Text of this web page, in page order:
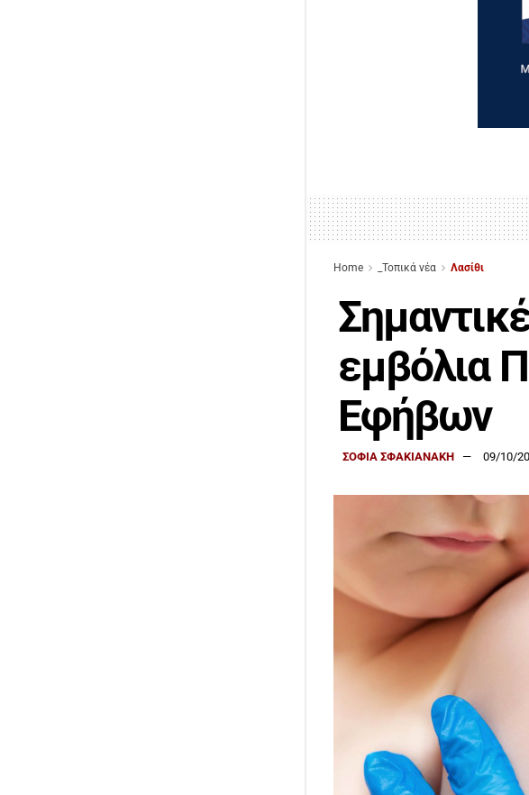
Home _Τοπικά νέα Λασίθι
εμβόλια
Εφήβων
ΣΟΦΙΑ ΣΦΑΚΙΑΝΑΚΗ 09/10/